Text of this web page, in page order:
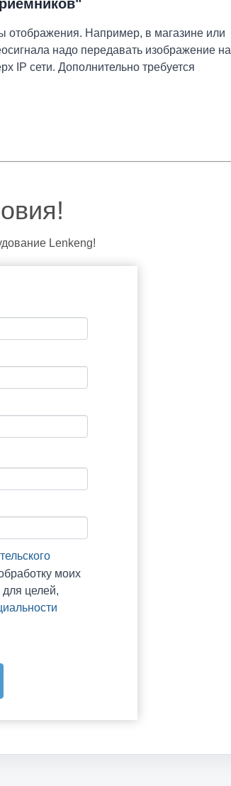
отображения. Например, в магазине или
надо передавать изображение на
IP сети. Дополнительно требуется
Lenkeng!
моих
целей,